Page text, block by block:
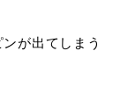
が出てしまう